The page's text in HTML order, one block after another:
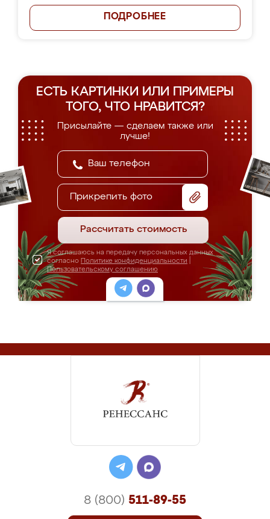
ПОДРОБНЕЕ
ЕСТЬ КАРТИНКИ ИЛИ ПРИМЕРЫ
ТОГО, ЧТО НРАВИТСЯ?
Присылайте — сделаем также или
лучше!
Прикрепить фото
Рассчитать стоимость
Я соглашаюсь на передачу персональных данных
согласно Политике конфиденциальности
Пользовательскому соглашению
8 (800) 511-89-55